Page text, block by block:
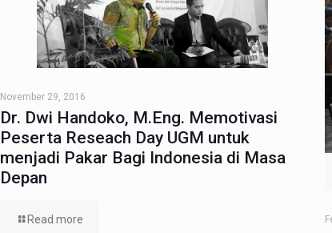
November 29, 2016
Dr. Dwi Handoko, M.Eng. Memotivasi
Peserta Reseach Day UGM untuk
menjadi Pakar Bagi Indonesia di Masa
Depan
Read more